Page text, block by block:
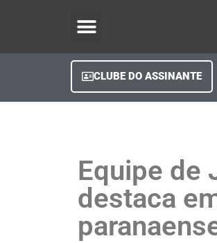
CLUBE DO ASSINANTE
Equipe de
destaca